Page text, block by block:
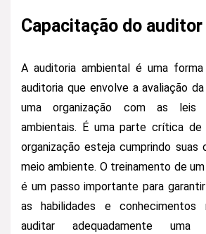
Capacitação do auditor
A auditoria ambiental é uma
auditoria que envolve a avaliação
uma organização com as leis
ambientais. É uma parte crítica de
organização esteja cumprindo suas
meio ambiente. O treinamento de
é um passo importante para
as habilidades e conhecimentos
auditar adequadamente uma